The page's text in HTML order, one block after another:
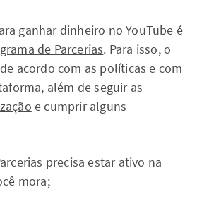
ganhar dinheiro no YouTube é
de Parcerias. Para isso, o
acordo com as políticas e com
além de seguir as
e cumprir alguns
precisa estar ativo na
mora;